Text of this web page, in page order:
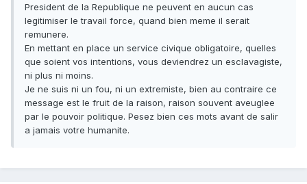
President de la Republique ne peuvent en aucun cas
legitimiser le travail force, quand bien meme il serait
remunere.
En mettant en place un service civique obligatoire, quelles
que soient vos intentions, vous deviendrez un esclavagiste,
ni plus ni moins.
Je ne suis ni un fou, ni un extremiste, bien au contraire ce
message est le fruit de la raison, raison souvent aveuglee
par le pouvoir politique. Pesez bien ces mots avant de salir
a jamais votre humanite.